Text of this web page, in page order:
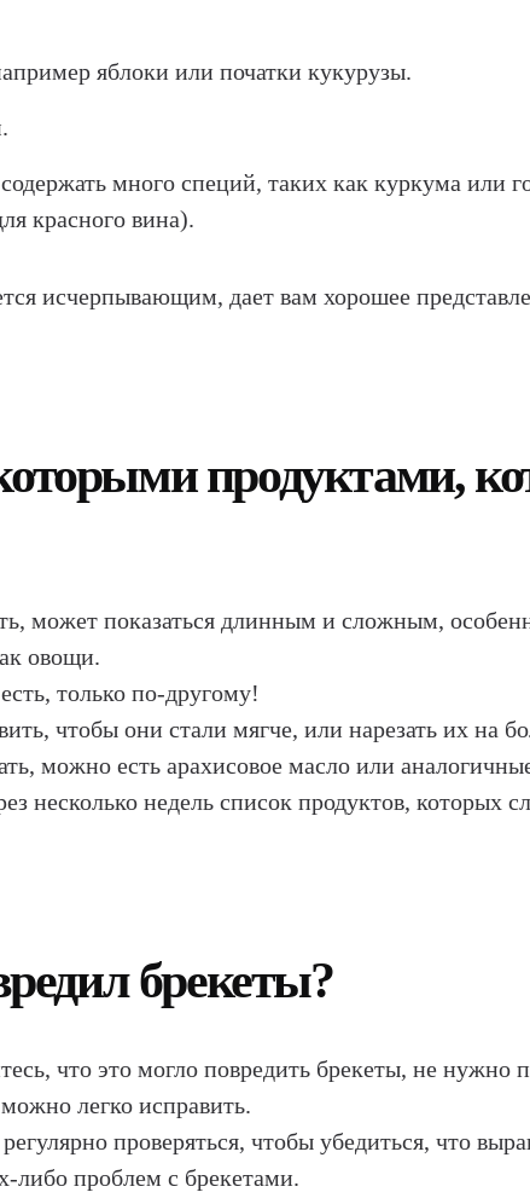
яблоки или початки кукурузы.
много специй, таких как куркума или
красного вина).
исчерпывающим, дает вам хорошее
продуктами,
может показаться длинным и сложным,
овощи.
только по-другому!
чтобы они стали мягче, или нарезать их на
можно есть арахисовое масло или
несколько недель список продуктов, которых
брекеты?
что это могло повредить брекеты, не нужно
легко исправить.
проверяться, чтобы убедиться, что
либо проблем с брекетами.